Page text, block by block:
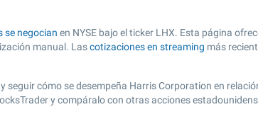
se negocian en NYSE bajo el ticker LHX. Esta página
manual. Lascotizaciones en streaming más
cómo se desempeña Harris Corporation en
y compáralo con otras acciones